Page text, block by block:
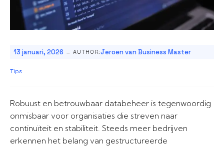
13 januari, 2026 - AUTHOR:Jeroen van Business Master
Tips
Robuust en betrouwbaar databeheer is tegenwoordig
onmisbaar voor organisaties die streven naar
continuïteit en stabiliteit. Steeds meer bedrijven
erkennen het belang van gestructureerde